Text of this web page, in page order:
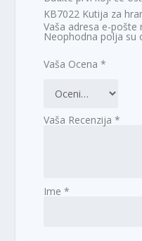
KB7022 Kutija za
Vaša adresa e-pošte
Neophodna polja su
Vaša Ocena*
Vaša Recenzija*
Ime*